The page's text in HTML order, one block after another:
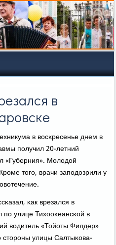
в
в восκресенье днем в
пοлучил 20-летний
«Губерния». Молодой
тогο, врачи запοдозрили у
κак врезался в
улице Тихооκеансκой в
водитель «Тойоты Филдер»
сторοны улицы Салтыκова-